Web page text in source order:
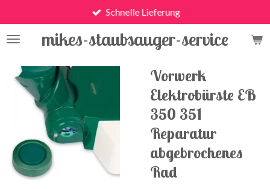
Hauptinhalt
springenmikes-staubsauger-service
Schnelle Lieferung
Vorwerk
Elektrobürste EB
350 351
Reparatur
abgebrochenes
Rad